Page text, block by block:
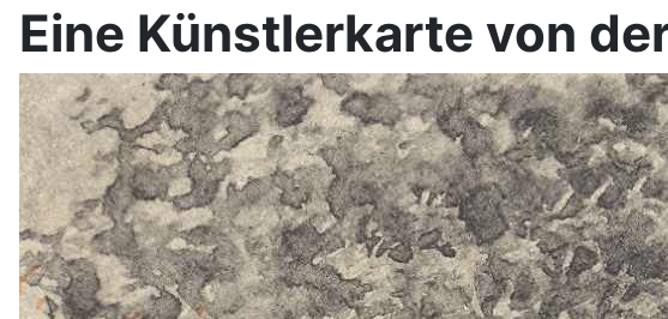
Eine Künstlerkarte von